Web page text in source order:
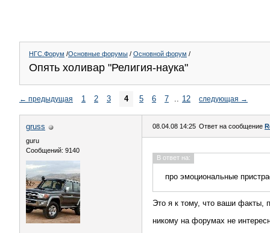
НГС.Форум /Основные форумы / Основной форум /
Опять холивар "Религия-наука"
← предыдущая 1 2 3 4 5 6 7 .. 12 следующая →
gruss
guru
Сообщений: 9140
08.04.08 14:25 Ответ на сообщение
В ответ на:
про эмоциональные
Это я к тому, что ваши факты,
никому на форумах не